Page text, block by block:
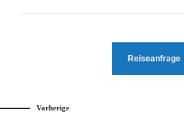
Reiseanfrage
Vorherige